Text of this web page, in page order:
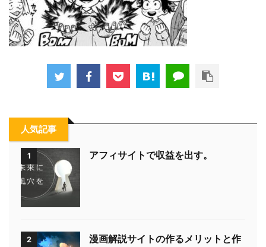
人気記事
1 アフィサイトで収益を出す。
2
漫画解説サイトの作るメリットと作